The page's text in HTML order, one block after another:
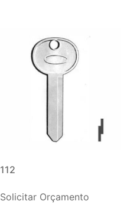
112
Solicitar Orçamento